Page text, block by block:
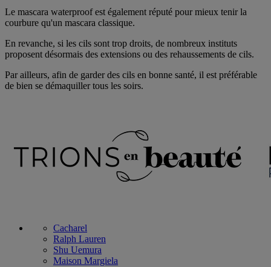
Le mascara waterproof est également réputé pour mieux tenir la
courbure qu'un mascara classique.
En revanche, si les cils sont trop droits, de nombreux instituts
proposent désormais des extensions ou des rehaussements de cils.
Par ailleurs, afin de garder des cils en bonne santé, il est préférable
de bien se démaquiller tous les soirs.
Cacharel
Ralph Lauren
Shu Uemura
Maison Margiela